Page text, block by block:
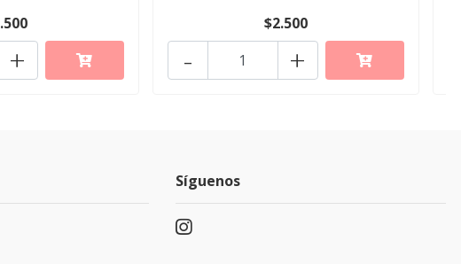
+
$2.500
+
-
Síguenos